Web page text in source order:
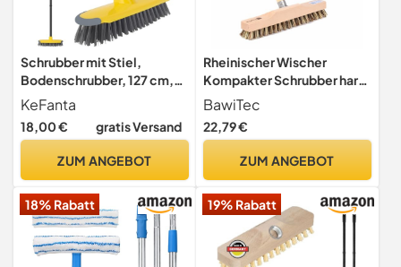
Schrubber mit Stiel,
Bodenschrubber, 127 cm,
Schrubberbürste für Pool,
Boot, Terrasse, Garage,
Betonreinigung,
KeFanta
18,00 € gratis Versand
ZUM ANGEBOT
Rheinischer Wischer
Kompakter Schrubber hart
28cm mit Holzstiel Stiel
120cm
BawiTec
22,79 €
ZUM ANGEBOT
18% Rabatt 19% Rabatt